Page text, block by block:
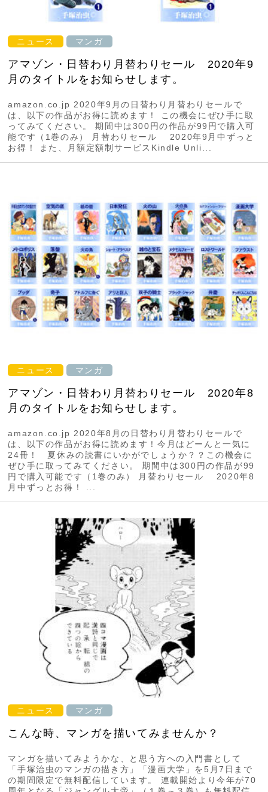
ニュース マンガ
アマゾン・日替わり月替わりセール 2020年9
月のタイトルをお知らせします。
amazon.co.jp 2020年9月の日替わり月替わりセールで
は、以下の作品がお得に読めます！ この機会にぜひ手に取
ってみてください。 期間中は300円の作品が99円で購入可
能です（1巻のみ） 月替わりセール 2020年9月中ずっと
お得！ また、月額定額制サービスKindle Unli...
ニュース マンガ
アマゾン・日替わり月替わりセール 2020年8
月のタイトルをお知らせします。
amazon.co.jp 2020年8月の日替わり月替わりセールで
は、以下の作品がお得に読めます！今月はどーんと一気に
24冊！ 夏休みの読書にいかがでしょうか？？この機会に
ぜひ手に取ってみてください。 期間中は300円の作品が99
円で購入可能です（1巻のみ） 月替わりセール 2020年8
月中ずっとお得！ ...
ニュース マンガ
こんな時、マンガを描いてみませんか？
マンガを描いてみようかな、と思う方への入門書として
「手塚治虫のマンガの描き方」「漫画大学」を5月7日まで
の期間限定で無料配信しています。 連載開始より今年が70